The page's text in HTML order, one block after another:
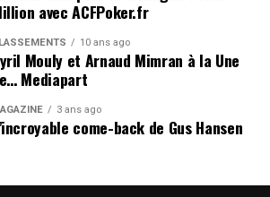
avec ACFPoker.fr
10 ans ago
Mouly et Arnaud Mimran à la Une
Mediapart
3 ans ago
come-back de Gus Hansen